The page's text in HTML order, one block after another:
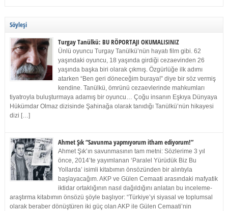
Söyleşi
Turgay Tanülkü: BU RÖPORTAJI OKUMALISINIZ
Ünlü oyuncu Turgay Tanülkü’nün hayatı film gibi. 62
yaşındaki oyuncu, 18 yaşında girdiği cezaevinden 26
yaşında başka biri olarak çıkmış. Özgürlüğe ilk adımı
atarken “Ben geri döneceğim buraya!” diye bir söz vermiş
kendine. Tanülkü, ömrünü cezaevlerinde mahkumları
tiyatroyla buluşturmaya adamış bir oyuncu… Çoğu insanın Eşkıya Dünyaya
Hükümdar Olmaz dizisinde Şahinağa olarak tanıdığı Tanülkü’nün hikayesi
dizi […]
Ahmet Şık “Savunma yapmıyorum itham ediyorum!”
Ahmet Şık’ın savunmasının tam metni: Sözlerime 3 yıl
önce, 2014’te yayımlanan ‘Paralel Yürüdük Biz Bu
Yollarda’ isimli kitabımın önsözünden bir alıntıyla
başlayacağım. AKP ve Gülen Cemaati arasındaki mafyatik
iktidar ortaklığının nasıl dağıldığını anlatan bu inceleme-
araştırma kitabımın önsözü şöyle başlıyor: “Türkiye’yi siyasal ve toplumsal
olarak beraber dönüştüren iki güç olan AKP ile Gülen Cemaati’nin